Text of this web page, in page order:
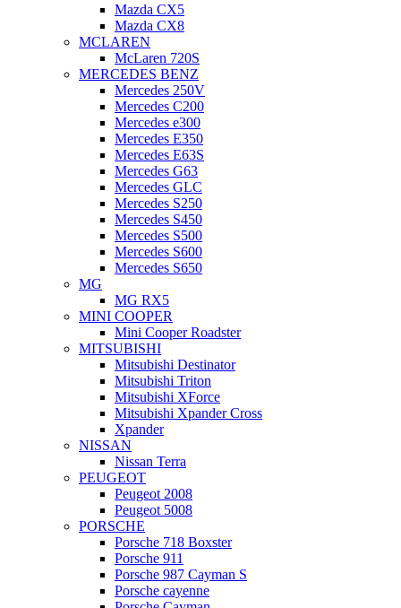
Mazda CX5
Mazda CX8
MCLAREN
McLaren 720S
MERCEDES BENZ
Mercedes 250V
Mercedes C200
Mercedes e300
Mercedes E350
Mercedes E63S
Mercedes G63
Mercedes GLC
Mercedes S250
Mercedes S450
Mercedes S500
Mercedes S600
Mercedes S650
MG
MG RX5
MINI COOPER
Mini Cooper Roadster
MITSUBISHI
Mitsubishi Destinator
Mitsubishi Triton
Mitsubishi XForce
Mitsubishi Xpander Cross
Xpander
NISSAN
Nissan Terra
PEUGEOT
Peugeot 2008
Peugeot 5008
PORSCHE
Porsche 718 Boxster
Porsche 911
Porsche 987 Cayman S
Porsche cayenne